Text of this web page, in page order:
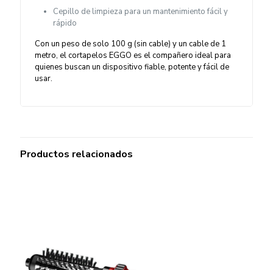
Cepillo de limpieza para un mantenimiento fácil y
rápido
Con un peso de solo 100 g (sin cable) y un cable de 1
metro, el cortapelos EGGO es el compañero ideal para
quienes buscan un dispositivo fiable, potente y fácil de
usar.
Productos relacionados